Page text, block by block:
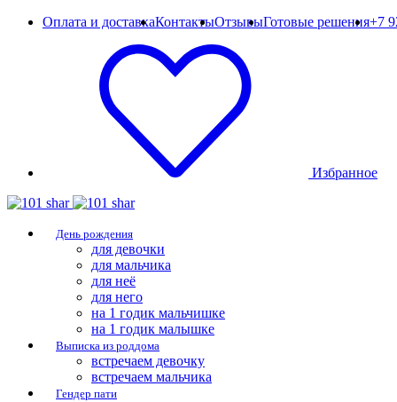
Оплата и доставкаКонтактыОтзывыГотовые решения+7
Избранное
День рождения
для девочки
для мальчика
для неё
для него
на 1 годик мальчишке
на 1 годик малышке
Выписка из роддома
встречаем девочку
встречаем мальчика
Гендер пати